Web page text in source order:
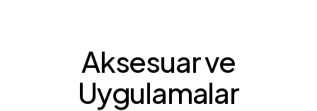
Aksesuar ve
Uygulamalar